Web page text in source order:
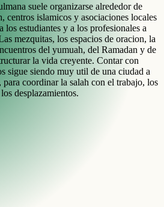
suele organizarse alrededor de
centros islamicos y asociaciones locales
los estudiantes y a los profesionales a
mezquitas, los espacios de oracion, la
del yumuah, del Ramadan y de
la vida creyente. Contar con
sigue siendo muy util de una ciudad a
coordinar la salah con el trabajo, los
desplazamientos.